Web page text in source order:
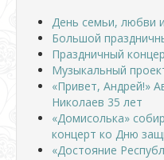
День семьи, любви
Большой
Праздничный
Музыкальный
«Привет, Андрей!»
Николаев 35 лет
«Домисолька»
концерт ко Дню
«Достояние